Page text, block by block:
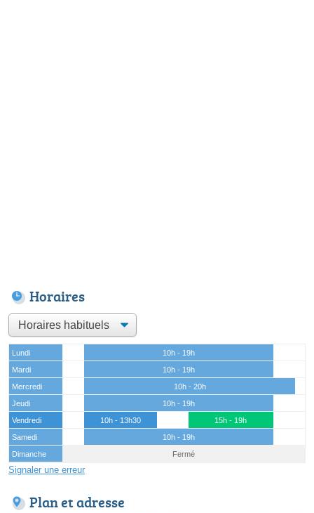
Horaires
Lundi
10h - 19h
Mardi
10h - 19h
Mercredi
10h - 20h
Jeudi
10h - 19h
Vendredi
10h - 13h30
15h - 19h
Samedi
10h - 19h
Dimanche
Fermé
Signaler une erreur
Plan et adresse